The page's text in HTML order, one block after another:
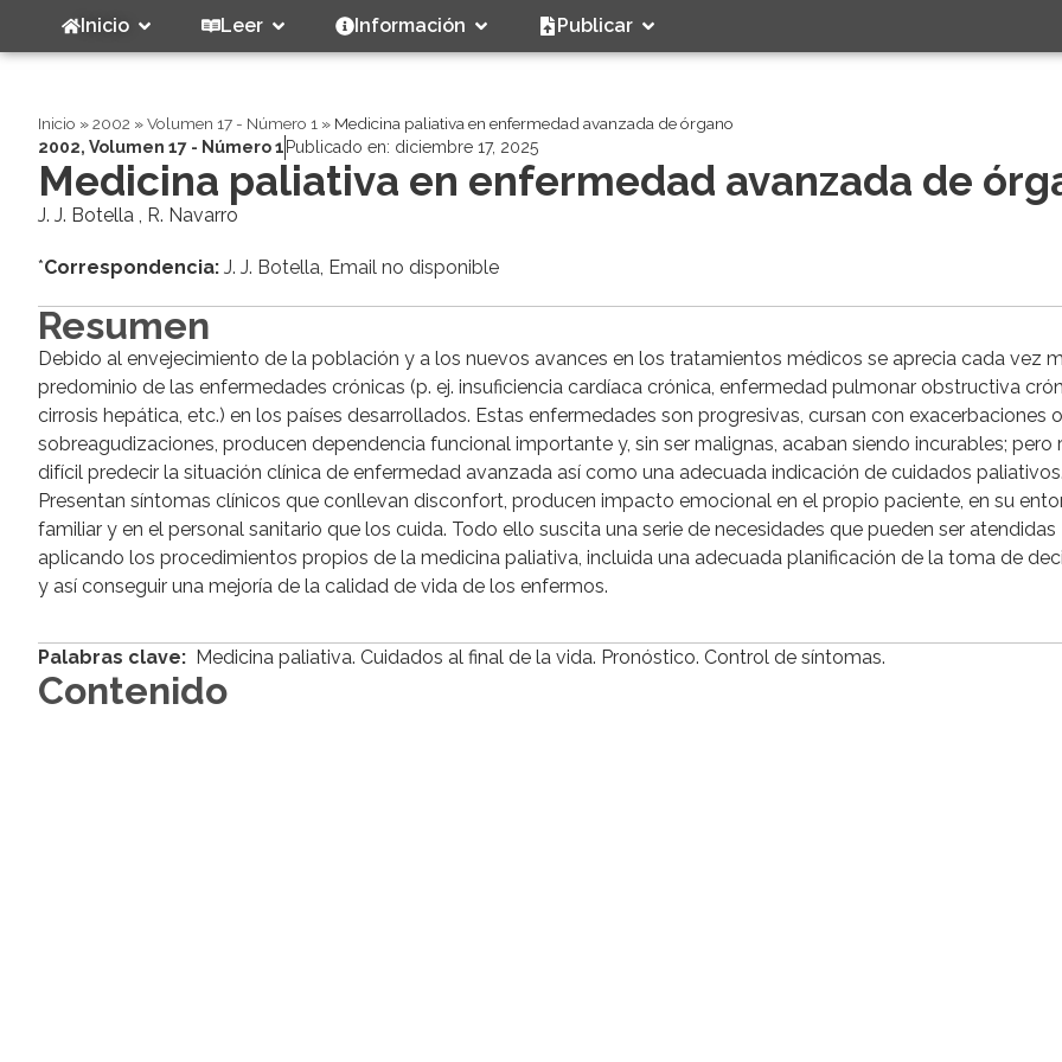
Inicio Leer Información Publicar
Inicio »2002 »Volumen 17 - Número 1 » Medicina paliativa en enfermedad avanzada de órgano
2002, Volumen 17 - Número 1 Publicado en: diciembre 17, 2025
Medicina paliativa en enfermedad avanzada de
J. J. Botella , R. Navarro
*Correspondencia: J. J. Botella, Email no disponible
Resumen
Debido al envejecimiento de la población y a los nuevos avances en los tratamientos médicos se aprecia cada vez
predominio de las enfermedades crónicas (p. ej. insuficiencia cardíaca crónica, enfermedad pulmonar obstructiva
cirrosis hepática, etc.) en los países desarrollados. Estas enfermedades son progresivas, cursan con exacerbaciones o
sobreagudizaciones, producen dependencia funcional importante y, sin ser malignas, acaban siendo incurables; pero
difícil predecir la situación clínica de enfermedad avanzada así como una adecuada indicación de cuidados paliativos.
Presentan síntomas clínicos que conllevan disconfort, producen impacto emocional en el propio paciente, en su
familiar y en el personal sanitario que los cuida. Todo ello suscita una serie de necesidades que pueden ser atendidas
aplicando los procedimientos propios de la medicina paliativa, incluida una adecuada planificación de la toma de
y así conseguir una mejoría de la calidad de vida de los enfermos.
Palabras clave: Medicina paliativa. Cuidados al final de la vida. Pronóstico. Control de síntomas.
Contenido